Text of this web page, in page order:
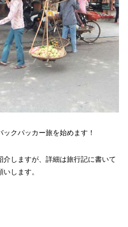
クパッカー旅を始めます！
しますが、詳細は旅行記に書いて
します。
Cathedral)です
り
てみた
が見えます
）